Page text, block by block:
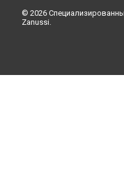
© 2026
Zanussi.